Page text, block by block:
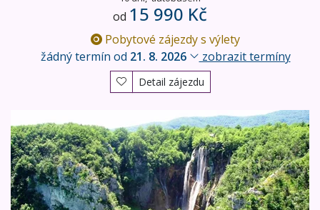
od 15 990 Kč
Pobytové zájezdy s výlety
žádný termín od 21. 8. 2026 zobrazit termíny
Detail zájezdu
Národní parky a přírodní krásy Chorvatska II